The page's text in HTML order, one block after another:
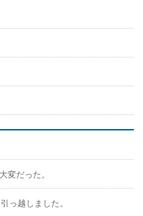
変だった。
っ越しました。